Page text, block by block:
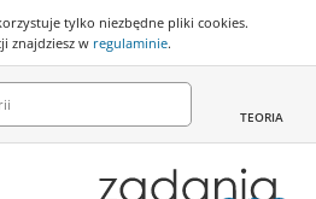
tylko niezbędne pliki cookies.
znajdziesz w regulaminie.
TEORIA